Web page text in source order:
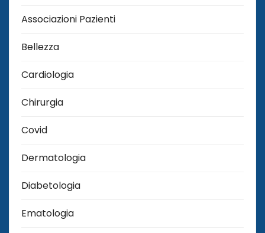
Associazioni Pazienti
Bellezza
Cardiologia
Chirurgia
Covid
Dermatologia
Diabetologia
Ematologia